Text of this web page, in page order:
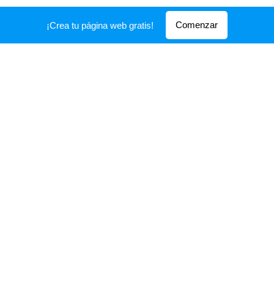
¡Crea tu página web gratis! Comenzar